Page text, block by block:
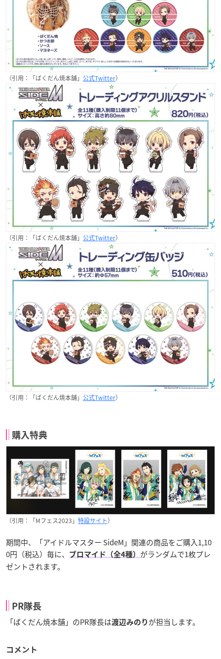
（引用：「ばくだん焼本舗」 公式Twitter）
（引用：「ばくだん焼本舗」 公式Twitter）
（引用：「ばくだん焼本舗」 公式Twitter）
購入特典
（引用：「Mフェス2023」 特設サイト）
期間中、「アイドルマスター SideM」関連の商品をご購入1,10
0円（税込）毎に、
ブロマイド（全4種） がランダムで1枚プレ
ゼントされます。
PR隊長
「ばくだん焼本舗」のPR隊長は渡辺みのり が担当します。
コメント